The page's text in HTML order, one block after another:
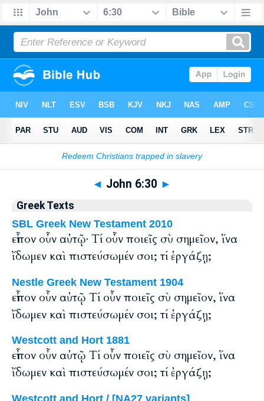
Bible>Greek> John 6:30
◄ John 6:30 ►
Greek Texts
SBL Greek New Testament 2010
εἶπον οὖν αὐτῷ· Τί οὖν ποιεῖς σὺ σημεῖον, ἵνα
ἴδωμεν καὶ πιστεύσωμέν σοι; τί ἐργάζῃ;
Nestle Greek New Testament 1904
εἶπον οὖν αὐτῷ Τί οὖν ποιεῖς σὺ σημεῖον, ἵνα
ἴδωμεν καὶ πιστεύσωμέν σοι; τί ἐργάζῃ;
Westcott and Hort 1881
εἶπον οὖν αὐτῷ Τί οὖν ποιεῖς σὺ σημεῖον, ἵνα
ἴδωμεν καὶ πιστεύσωμέν σοι; τί ἐργάζῃ;
Westcott and Hort / [NA27 variants]